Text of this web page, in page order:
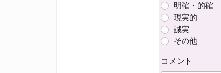
明確・的確
現実的
誠実
その他
コメント